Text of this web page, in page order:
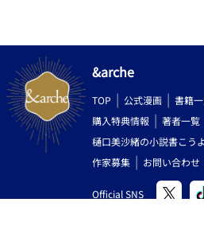
&arche
TOP 公式漫画 書籍
購入特典情報
著者一覧
樋口美沙緒の小説書こう
作家募集
お問い合わせ
Official SNS